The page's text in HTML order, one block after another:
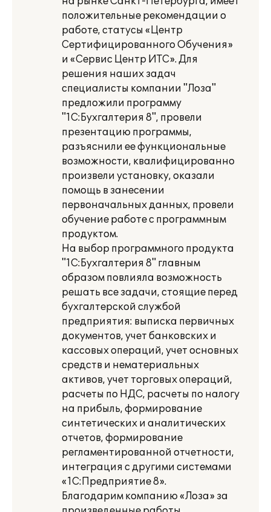
положительные рекомендации о
работе, статусы «Центр
Сертифицированного Обучения»
и «Сервис Центр ИТС». Для
решения наших задач
специалисты компании "Лоза"
предложили программу
"1С:Бухгалтерия 8", провели
презентацию программы,
разъяснили ее функциональные
возможности, квалифицированно
произвели установку, оказали
помощь в занесении
первоначальных данных, провели
обучение работе с программным
продуктом.
На выбор программного продукта
"1С:Бухгалтерия 8" главным
образом повлияла возможность
решать все задачи, стоящие перед
бухгалтерской службой
предприятия: выписка первичных
документов, учет банковских и
кассовых операций, учет основных
средств и нематериальных
активов, учет торговых операций,
расчеты по НДС, расчеты по налогу
на прибыль, формирование
синтетических и аналитических
отчетов, формирование
регламентированной отчетности,
интеграция с другими системами
«1С:Предприятие 8».
Благодарим компанию «Лоза» за